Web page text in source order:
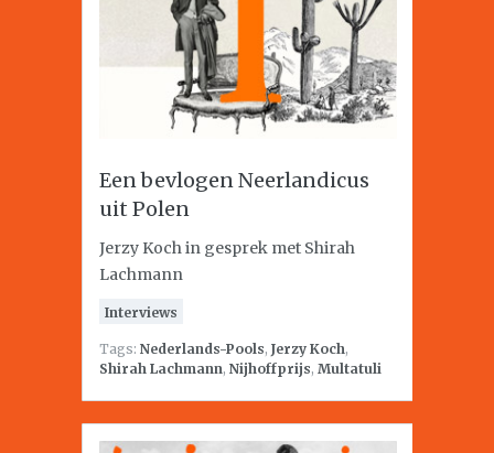
Een bevlogen Neerlandicus
uit Polen
Jerzy Koch in gesprek met Shirah
Lachmann
Interviews
Tags: Nederlands-Pools, Jerzy Koch,
Shirah Lachmann, Nijhoffprijs, Multatuli